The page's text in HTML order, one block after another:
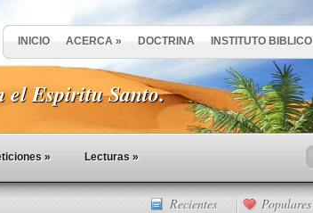
INICIO ACERCA » DOCTRINA INSTITUTO BIBLICO
el Espiritu Santo.
» Lecturas »
Recientes Populares